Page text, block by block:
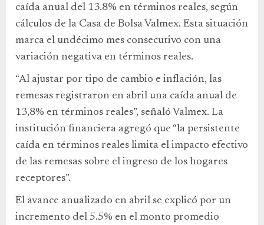
caída anual del 13.8% en términos reales, según
cálculos de la Casa de Bolsa Valmex. Esta situación
marca el undécimo mes consecutivo con una
variación negativa en términos reales.
“Al ajustar por tipo de cambio e inflación, las
remesas registraron en abril una caída anual de
13,8% en términos reales”, señaló Valmex. La
institución financiera agregó que “la persistente
caída en términos reales limita el impacto efectivo
de las remesas sobre el ingreso de los hogares
receptores”.
El avance anualizado en abril se explicó por un
incremento del 5.5% en el monto promedio